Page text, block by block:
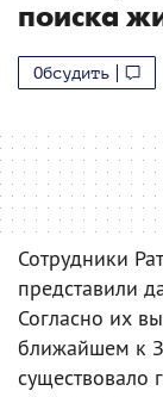
поиска
Обсудить
Сотрудники
представили
Согласно их
ближайшем к
существовало